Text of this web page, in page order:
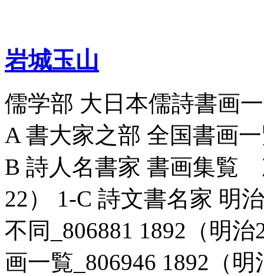
岩城玉山
儒学部 大日本儒詩書画
A 書大家之部 全国書画
B 詩人名書家 書画集覧
22） 1-C 詩文書名家 明
不同_806881 1892（明
画一覧_806946 1892（